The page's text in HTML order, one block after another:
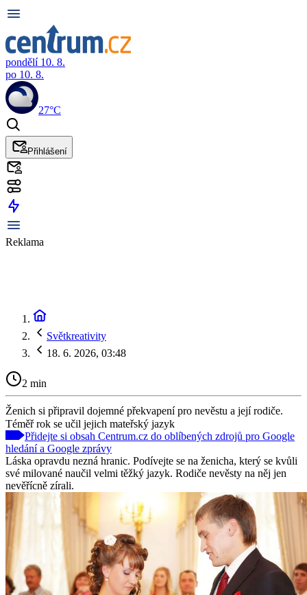
pondělí 10. 8.
po 10. 8.
27°C
Přihlášení
Reklama
Světkreativity
18. 6. 2026, 03:48
2 min
Ženich si připravil dojemné překvapení pro nevěstu a její rodiče.
Téměř rok se učil jejich mateřský jazyk
Přidejte si obsah Centrum.cz do oblíbených zdrojů pro Google
hledání a Google zprávy
Láska opravdu nezná hranic. Podívejte se na ženicha, který se kvůli
své milované naučil velmi těžký jazyk. Rodiče nevěsty na něj jen
nevěřícně zírali.